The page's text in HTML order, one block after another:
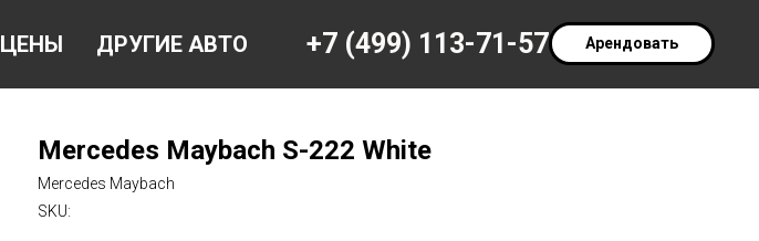
ЦЕНЫ ДРУГИЕ АВТО +7 (499) 113-71-57 Арендовать
Mercedes Maybach S-222 White
Mercedes Maybach
SKU: